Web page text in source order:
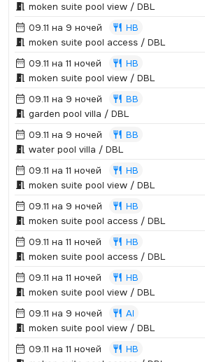
moken suite pool view / DBL
09.11 на 9 ночей
HB
moken suite pool access / DBL
09.11 на 11 ночей
HB
moken suite pool view / DBL
09.11 на 9 ночей
BB
garden pool villa / DBL
09.11 на 9 ночей
BB
water pool villa / DBL
09.11 на 11 ночей
HB
moken suite pool view / DBL
09.11 на 9 ночей
HB
moken suite pool access / DBL
09.11 на 11 ночей
HB
moken suite pool access / DBL
09.11 на 11 ночей
HB
moken suite pool view / DBL
09.11 на 9 ночей
AI
moken suite pool view / DBL
09.11 на 11 ночей
HB